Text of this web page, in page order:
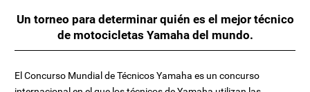
Un torneo para determinar quién es el mejor técnico
de motocicletas Yamaha del mundo.
El Concurso Mundial de Técnicos Yamaha es un concurso